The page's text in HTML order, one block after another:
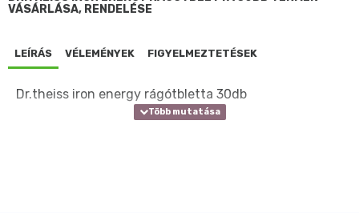
VÁSÁRLÁSA, RENDELÉSE
LEÍRÁS VÉLEMÉNYEK FIGYELMEZTETÉSEK
Dr.theiss iron energy rágótbletta 30db